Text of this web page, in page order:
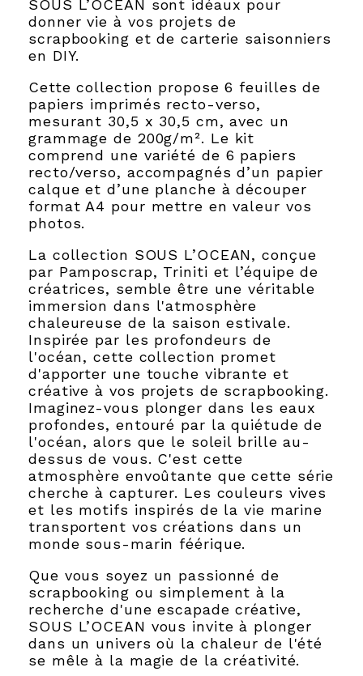
SOUS L’OCEAN sont idéaux pour
donner vie à vos projets de
scrapbooking et de carterie saisonniers
en DIY.
Cette collection propose 6 feuilles de
papiers imprimés recto-verso,
mesurant 30,5 x 30,5 cm, avec un
grammage de 200g/m². Le kit
comprend une variété de 6 papiers
recto/verso, accompagnés d’un papier
calque et d’une planche à découper
format A4 pour mettre en valeur vos
photos.
La collection SOUS L’OCEAN, conçue
par Pamposcrap, Triniti et l’équipe de
créatrices, semble être une véritable
immersion dans l'atmosphère
chaleureuse de la saison estivale.
Inspirée par les profondeurs de
l'océan, cette collection promet
d'apporter une touche vibrante et
créative à vos projets de scrapbooking.
Imaginez-vous plonger dans les eaux
profondes, entouré par la quiétude de
l'océan, alors que le soleil brille au-
dessus de vous. C'est cette
atmosphère envoûtante que cette série
cherche à capturer. Les couleurs vives
et les motifs inspirés de la vie marine
transportent vos créations dans un
monde sous-marin féérique.
Que vous soyez un passionné de
scrapbooking ou simplement à la
recherche d'une escapade créative,
SOUS L’OCEAN vous invite à plonger
dans un univers où la chaleur de l'été
se mêle à la magie de la créativité.